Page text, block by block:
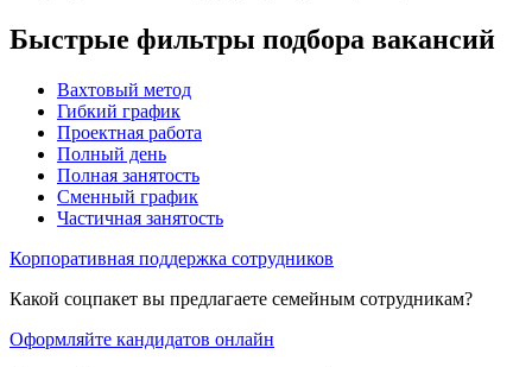
Быстрые фильтры подбора вакансий
Вахтовый метод
Гибкий график
Проектная работа
Полный день
Полная занятость
Сменный график
Частичная занятость
Корпоративная поддержка сотрудников
Какой соцпакет вы предлагаете семейным сотрудникам?
Оформляйте кандидатов онлайн